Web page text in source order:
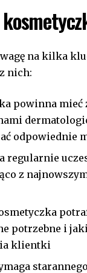
na kilka
nich:
powinna mieć
odpowiednie
regularnie
z
potrzebne i
klientki